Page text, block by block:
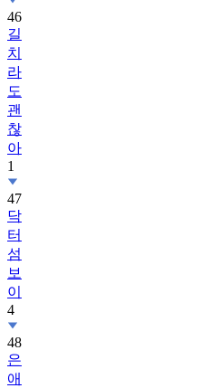
46
길
치
라
도
괜
찮
아
1
47
닥
터
섬
보
이
4
48
은
애